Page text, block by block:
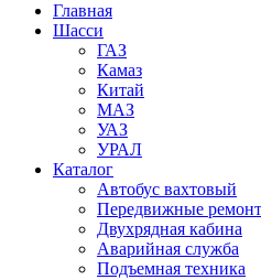
Главная
Шасси
ГАЗ
Камаз
Китай
МАЗ
УАЗ
УРАЛ
Каталог
Автобус вахтовый
Передвижные
Двухрядная кабина
Аварийная служба
Подъемная техника